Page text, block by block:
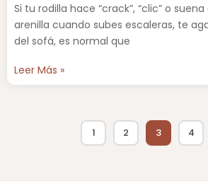
Si tu rodilla hace “crack”, “clic” o
arenilla cuando subes escaleras, te
del sofá, es normal que
Leer Más »
1 2 3 4